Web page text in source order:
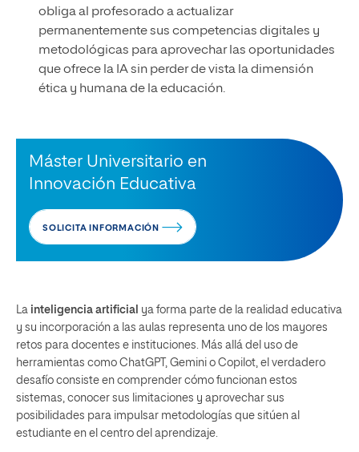
obliga al profesorado a actualizar
permanentemente sus competencias digitales y
metodológicas para aprovechar las oportunidades
que ofrece la IA sin perder de vista la dimensión
ética y humana de la educación.
Máster Universitario en
Innovación Educativa
SOLICITA INFORMACIÓN
La inteligencia artificial ya forma parte de la realidad educativa
y su incorporación a las aulas representa uno de los mayores
retos para docentes e instituciones. Más allá del uso de
herramientas como ChatGPT, Gemini o Copilot, el verdadero
desafío consiste en comprender cómo funcionan estos
sistemas, conocer sus limitaciones y aprovechar sus
posibilidades para impulsar metodologías que sitúen al
estudiante en el centro del aprendizaje.